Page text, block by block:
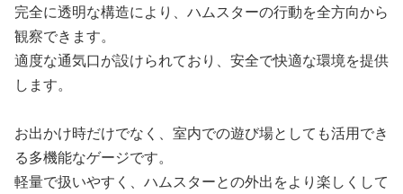
完全に透明な構造により、ハムスターの行動を全方向から
観察できます。
適度な通気口が設けられており、安全で快適な環境を提供
します。
お出かけ時だけでなく、室内での遊び場としても活用でき
る多機能なゲージです。
軽量で扱いやすく、ハムスターとの外出をより楽しくして